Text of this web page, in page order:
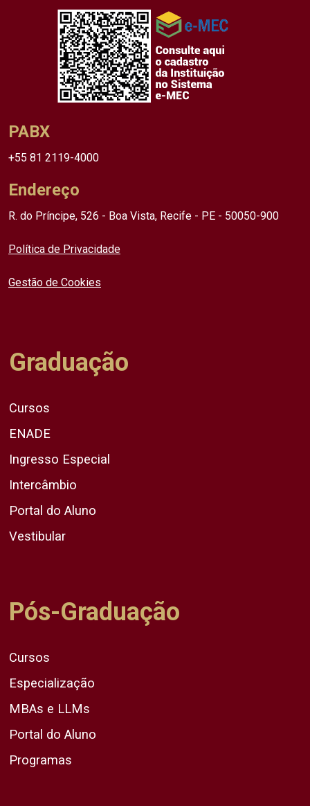
PABX
+55 81 2119-4000
Endereço
R. do Príncipe, 526 - Boa Vista, Recife - PE - 50050-900
Política de Privacidade
Gestão de Cookies
Graduação
Cursos
ENADE
Ingresso Especial
Intercâmbio
Portal do Aluno
Vestibular
Pós-Graduação
Cursos
Especialização
MBAs e LLMs
Portal do Aluno
Programas